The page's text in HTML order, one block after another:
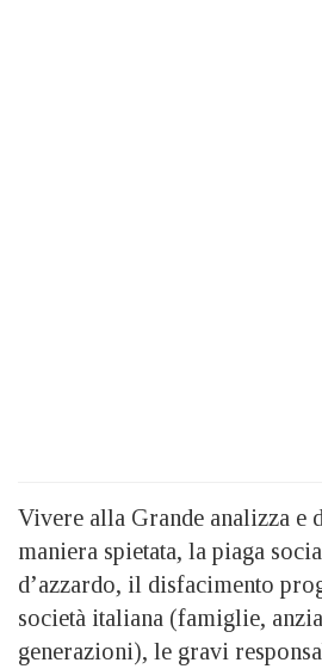
Vivere alla Grande analizza e
maniera spietata, la piaga
d’azzardo, il disfacimento
società italiana (famiglie,
generazioni), le gravi